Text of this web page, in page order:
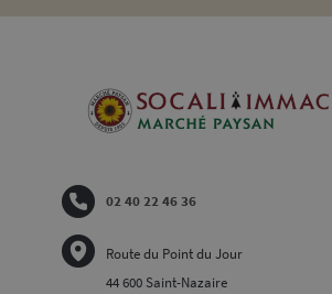
02 40 22 46 36
Route du Point du Jour
44 600 Saint-Nazaire